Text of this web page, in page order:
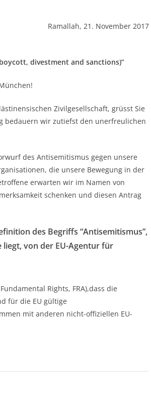
Ramallah, 21. November 2017
divestment and sanctions)”
Zivilgesellschaft, grüsst Sie
bedauern wir zutiefst den unerfreulichen
des Antisemitismus gegen unsere
die unsere Bewegung in der
erwarten wir im Namen von
schenken und diesen Antrag
des Begriffs “Antisemitismus”,
liegt, von der EU-Agentur für
Rights, FRA),dass die
für die EU gültige
mit anderen nicht-offiziellen EU-